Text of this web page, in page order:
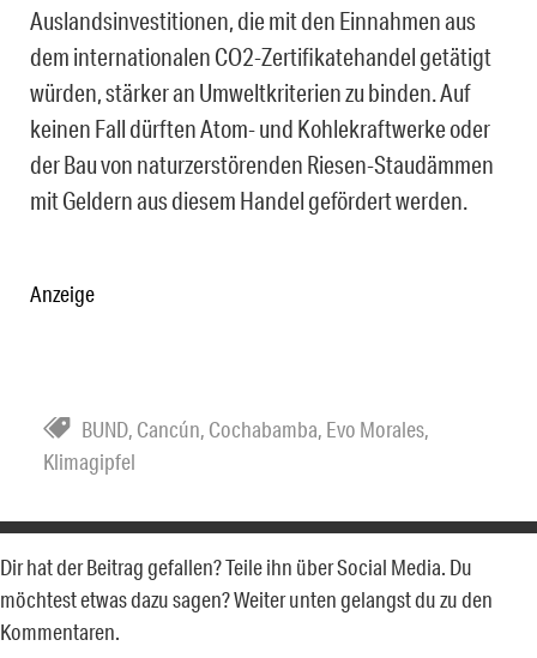
Auslandsinvestitionen, die mit den Einnahmen aus
dem internationalen CO2-Zertifikatehandel getätigt
würden, stärker an Umweltkriterien zu binden. Auf
keinen Fall dürften Atom- und Kohlekraftwerke oder
der Bau von naturzerstörenden Riesen-Staudämmen
mit Geldern aus diesem Handel gefördert werden.
Anzeige
BUND, Cancún, Cochabamba, Evo Morales,
Klimagipfel
Dir hat der Beitrag gefallen? Teile ihn über Social Media. Du
möchtest etwas dazu sagen? Weiter unten gelangst du zu den
Kommentaren.